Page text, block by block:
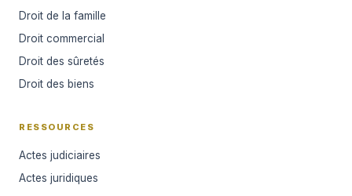
Droit de la famille
Droit commercial
Droit des sûretés
Droit des biens
RESSOURCES
Actes judiciaires
Actes juridiques